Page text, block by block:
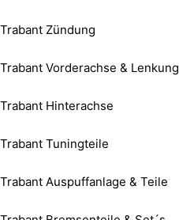
Trabant Zündung
Trabant Vorderachse & Lenkung
Trabant Hinterachse
Trabant Tuningteile
Trabant Auspuffanlage & Teile